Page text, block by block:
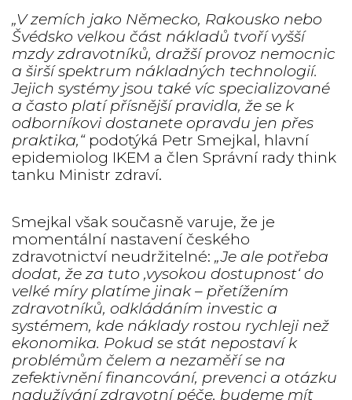
„V zemích jako Německo, Rakousko nebo
Švédsko velkou část nákladů tvoří vyšší
mzdy zdravotníků, dražší provoz nemocnic
a širší spektrum nákladných technologií.
Jejich systémy jsou také víc specializované
a často platí přísnější pravidla, že se k
odborníkovi dostanete opravdu jen přes
praktika,“podotýká Petr Smejkal, hlavní
epidemiolog IKEM a člen Správní rady think
tanku Ministr zdraví.
Smejkal však současně varuje, že je
momentální nastavení českého
zdravotnictví neudržitelné:„Je ale potřeba
dodat, že za tuto ‚vysokou dostupnost‘ do
velké míry platíme jinak – přetížením
zdravotníků, odkládáním investic a
systémem, kde náklady rostou rychleji než
ekonomika. Pokud se stát nepostaví k
problémům čelem a nezaměří se na
zefektivnění financování, prevenci a otázku
nadužívání zdravotní péče, budeme mít